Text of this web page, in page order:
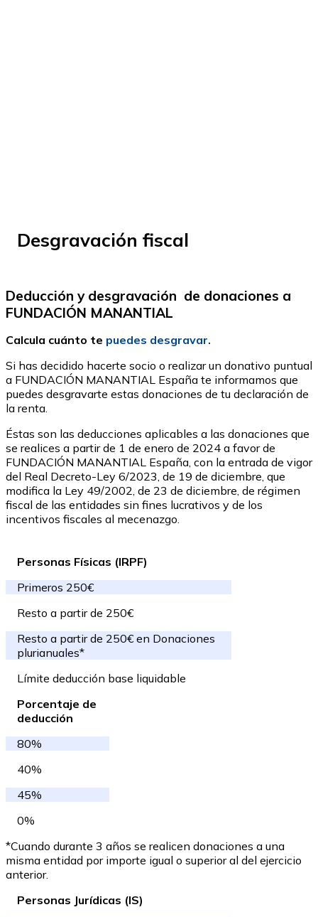
Desgravación fiscal
Deducción y desgravación de donaciones a
FUNDACIÓN MANANTIAL
Calcula cuánto te puedes desgravar.
Si has decidido hacerte socio o realizar un donativo puntual
a FUNDACIÓN MANANTIAL España te informamos que
puedes desgravarte estas donaciones de tu declaración de
la renta.
Éstas son las deducciones aplicables a las donaciones que
se realices a partir de 1 de enero de 2024 a favor de
FUNDACIÓN MANANTIAL España, con la entrada de vigor
del Real Decreto-Ley 6/2023, de 19 de diciembre, que
modifica la Ley 49/2002, de 23 de diciembre, de régimen
fiscal de las entidades sin fines lucrativos y de los
incentivos fiscales al mecenazgo.
Personas Físicas (IRPF)
Primeros 250€
Resto a partir de 250€
Resto a partir de 250€ en Donaciones
plurianuales*
Límite deducción base liquidable
Porcentaje de
deducción
80%
40%
45%
0%
*Cuando durante 3 años se realicen donaciones a una
misma entidad por importe igual o superior al del ejercicio
anterior.
Personas Jurídicas (IS)